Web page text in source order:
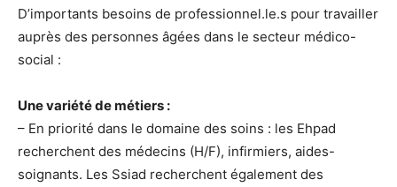
D’importants besoins de professionnel.le.s pour travailler
auprès des personnes âgées dans le secteur médico-
social :
Une variété de métiers :
– En priorité dans le domaine des soins : les Ehpad
recherchent des médecins (H/F), infirmiers, aides-
soignants. Les Ssiad recherchent également des